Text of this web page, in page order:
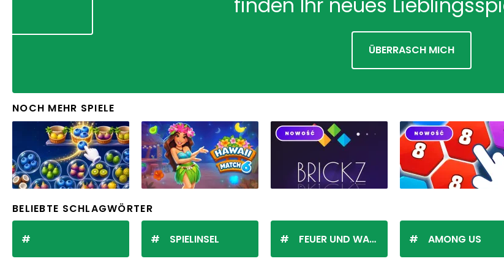
ÜBERRASCH MICH
NOCH MEHR SPIELE
BELIEBTE SCHLAGWÖRTER
SPIELINSEL FEUER UND WASSER AMONG US